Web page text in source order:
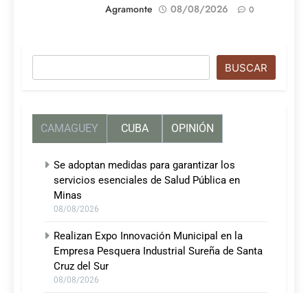
Agramonte
08/08/2026 0
BUSCAR
CAMAGUEY CUBA OPINIÓN
Se adoptan medidas para garantizar los
servicios esenciales de Salud Pública en
Minas
08/08/2026
Realizan Expo Innovación Municipal en la
Empresa Pesquera Industrial Sureña de Santa
Cruz del Sur
08/08/2026